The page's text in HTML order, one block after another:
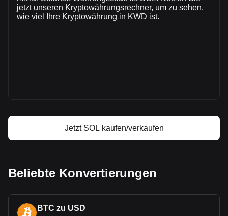
SOL bei د.ك436,852,352.89.
jetzt unseren Kryptowährungsrechner, um zu sehen,
wie viel Ihre Kryptowährung in KWD ist.
Jetzt SOL kaufen/verkaufen
Beliebte Konvertierungen
BTC zu USD